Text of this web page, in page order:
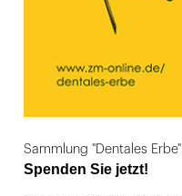
Sammlung "Dentales Erbe"
Spenden Sie jetzt!